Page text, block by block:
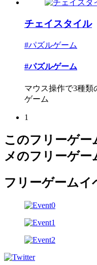
チェイスタイル
#パズルゲーム
#パズルゲーム
マウス操作で3種
ゲーム
1
このフリーゲー
メのフリーゲー
フリーゲームイ